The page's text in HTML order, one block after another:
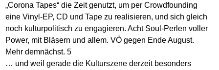
„Corona Tapes“ die Zeit genutzt, um per Crowdfounding
eine Vinyl-EP, CD und Tape zu realisieren, und sich gleich
noch kulturpolitisch zu engagieren. Acht Soul-Perlen voller
Power, mit Bläsern und allem. VÖ gegen Ende August.
Mehr demnächst. 5
… und weil gerade die Kulturszene derzeit besonders